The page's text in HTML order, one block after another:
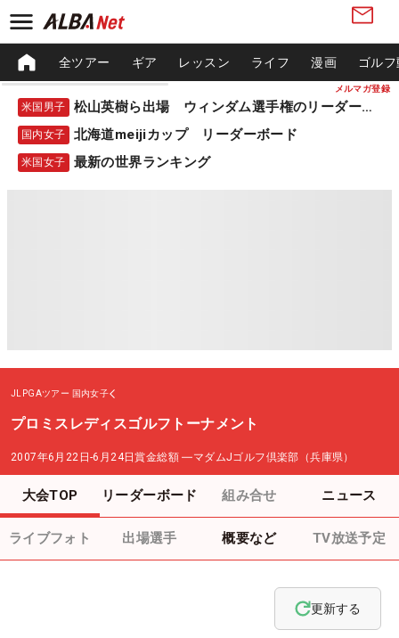
メルマガ登録
全ツアー ギア レッスン ライフ 漫画 ゴル
米国男子 松山英樹ら出場 ウィンダム選手権のリーダーボード
国内女子 北海道meijiカップ リーダーボード
米国女子 最新の世界ランキング
JLPGAツアー 国内女子
プロミスレディスゴルフトーナメント
2007年6月22日-6月24日賞金総額 ―マダムJゴルフ倶楽部（兵庫県）
大会TOP リーダーボード 組み合せ ニュース
ライブフォト 出場選手 概要など TV放送予定
更新する